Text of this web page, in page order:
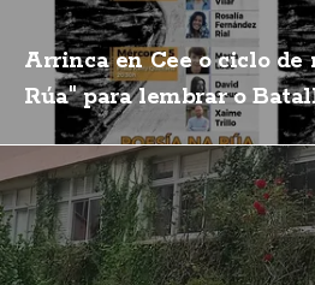
Arrinca en Cee o ciclo de
Rúa" para lembrar o